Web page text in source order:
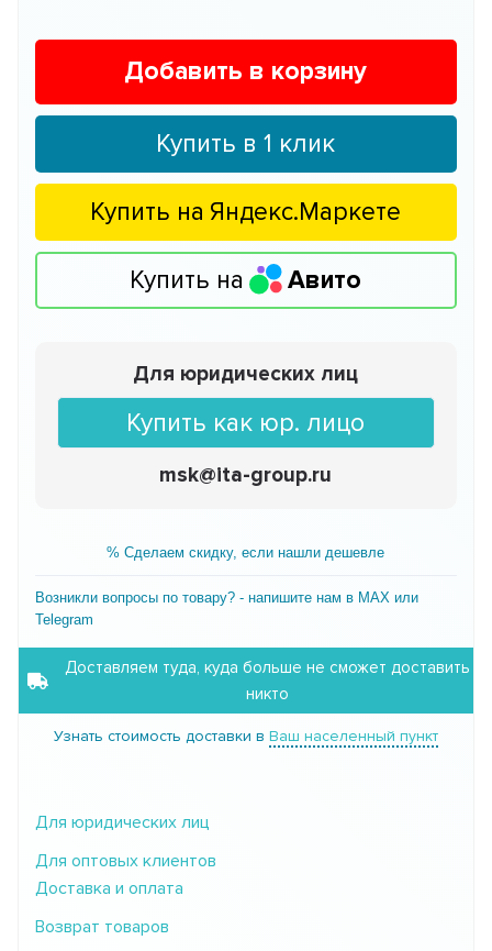
Добавить в корзину
Купить в 1 клик
Купить на Яндекс.Маркете
Купить на Авито
Для юридических лиц
Купить как юр. лицо
msk@ita-group.ru
% Сделаем скидку, если нашли дешевле
Возникли вопросы по товару? - напишите нам в MAX или
Telegram
Доставляем туда, куда больше не сможет доставить
никто
Узнать стоимость доставки в Ваш населенный пункт
Для юридических лиц
Для оптовых клиентов
Доставка и оплата
Возврат товаров